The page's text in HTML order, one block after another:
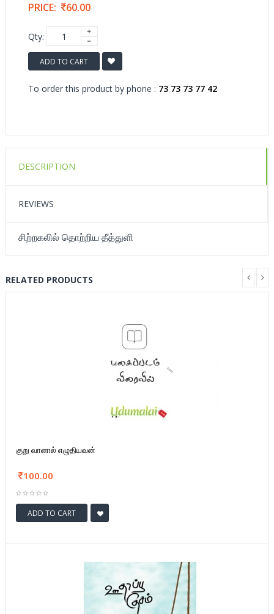
PRICE: 60.00
Qty:
ADD TO CART
To order this product by phone : 73 73 73 77 42
DESCRIPTION
REVIEWS
சிற்றகலில் தொற்றிய தீத்துளி
RELATED PRODUCTS
குறு வாளால் எழுதியவன்
100.00
ADD TO CART